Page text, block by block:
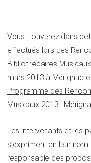
Vous trouverez dans
effectués lors des
Bibliothécaires
mars 2013 à Mérignac
Programme des
Musicaux 2013 |
Les intervenants et les
s’expriment en leur nom
responsable des propos